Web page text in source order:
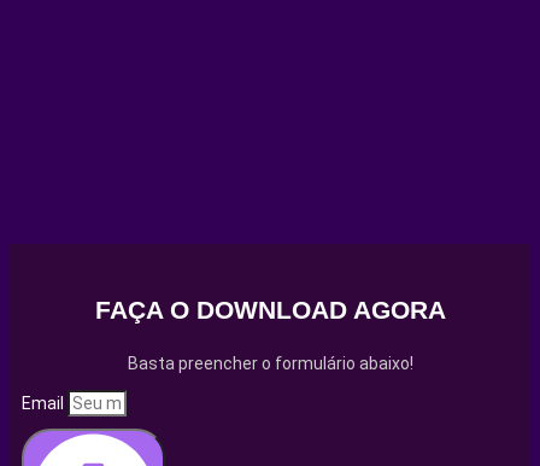
FAÇA O DOWNLOAD AGORA
Basta preencher o formulário abaixo!
Email